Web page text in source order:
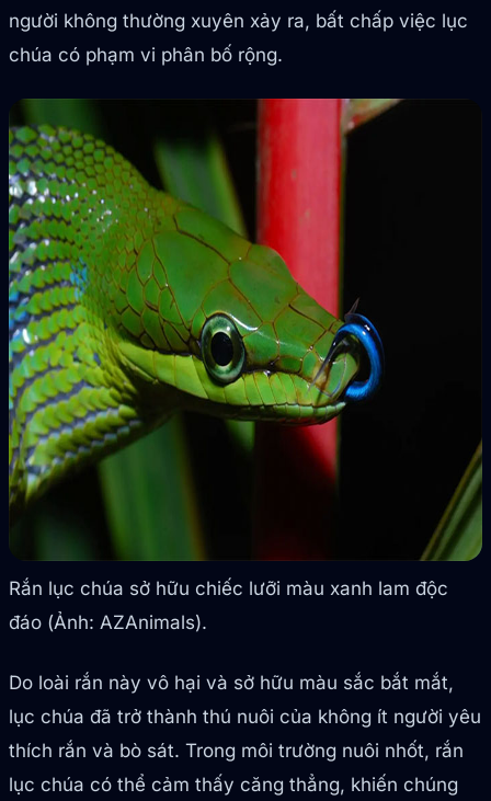
người không thường xuyên xảy ra, bất chấp việc lục
chúa có phạm vi phân bố rộng.
Rắn lục chúa sở hữu chiếc lưỡi màu xanh lam độc
đáo (Ảnh: AZAnimals).
Do loài rắn này vô hại và sở hữu màu sắc bắt mắt,
lục chúa đã trở thành thú nuôi của không ít người yêu
thích rắn và bò sát. Trong môi trường nuôi nhốt, rắn
lục chúa có thể cảm thấy căng thẳng, khiến chúng